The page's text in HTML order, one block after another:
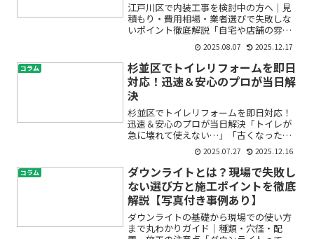
江戸川区で内装工事を検討中の方へ｜見
積もり・費用相場・業者選びで失敗しな
いポイント徹底解説「自宅や店舗の雰囲
気を変えたい」「古くなった内装をリフ
ォームしたいけど、費用や業者選びが不
安…」そんなお悩みはありませんか？内
装工事やリフォームは、人...
2025.08.07 2025.12.17
コラム
杉並区でトイレリフォームを即日
対応！迅速＆安心のプロが当日解
決
杉並区でトイレリフォームを即日対応！
迅速＆安心のプロが当日解決「トイレが
急に壊れて使えない…」「古くなった便
器を早く交換したい」「ウォシュレット
を今日中に設置したいけど、どこに頼ん
だらいい？」急なトイレトラブルやリフ
ォームの必要に、どう対処...
2025.07.27 2025.12.16
コラム
ダウンライトとは？現場で失敗し
ない選び方と施工ポイントを徹底
解説【写真付き事例あり】
ダウンライトの基礎から現場での使い方
まで丸わかりガイド｜種類・穴径・配